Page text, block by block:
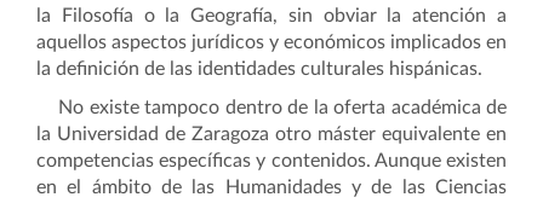
la Filosofía o la Geografía, sin obviar la atención a
aquellos aspectos jurídicos y económicos implicados en
la definición de las identidades culturales hispánicas.
No existe tampoco dentro de la oferta académica de
la Universidad de Zaragoza otro máster equivalente en
competencias específicas y contenidos. Aunque existen
en el ámbito de las Humanidades y de las Ciencias